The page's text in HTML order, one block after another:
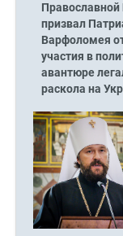
призвал
Варфоломея
участия в
авантюре
раскола на